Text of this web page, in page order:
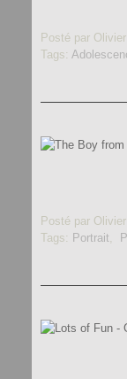
Posté par
Tags:
Posté par
Tags: Portrait,